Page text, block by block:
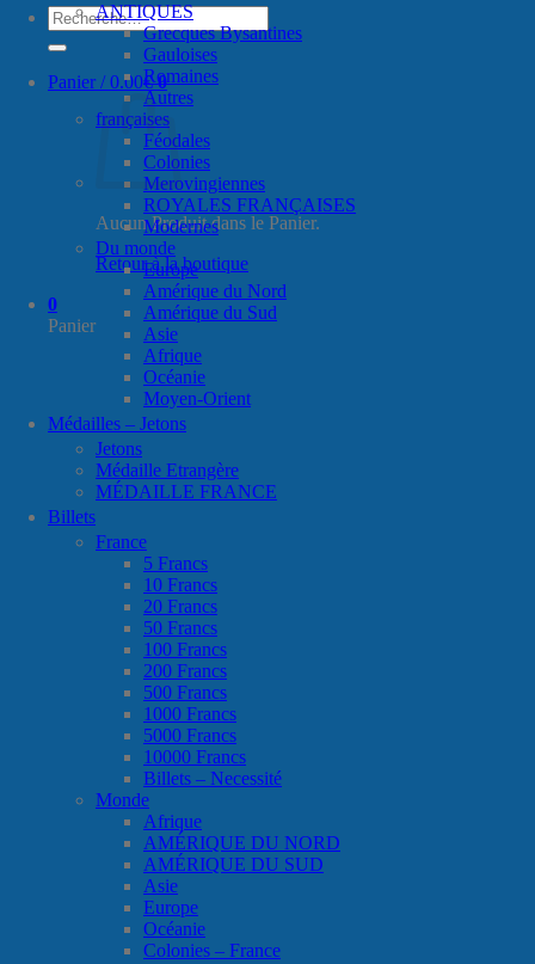
Recherche
pour :
Panier /0.00€ 0
Aucun Produit dans le Panier.
Retour à la boutique
0
Panier
ANTIQUES
Grecques Bysantines
Gauloises
Romaines
Autres
françaises
Féodales
Colonies
Merovingiennes
ROYALES FRANÇAISES
Modernes
Du monde
Europe
Amérique du Nord
Amérique du Sud
Asie
Afrique
Océanie
Moyen-Orient
Médailles – Jetons
Jetons
Médaille Etrangère
MÉDAILLE FRANCE
Billets
France
5 Francs
10 Francs
20 Francs
50 Francs
100 Francs
200 Francs
500 Francs
1000 Francs
5000 Francs
10000 Francs
Billets – Necessité
Monde
Afrique
AMÉRIQUE DU NORD
AMÉRIQUE DU SUD
Asie
Europe
Océanie
Colonies – France